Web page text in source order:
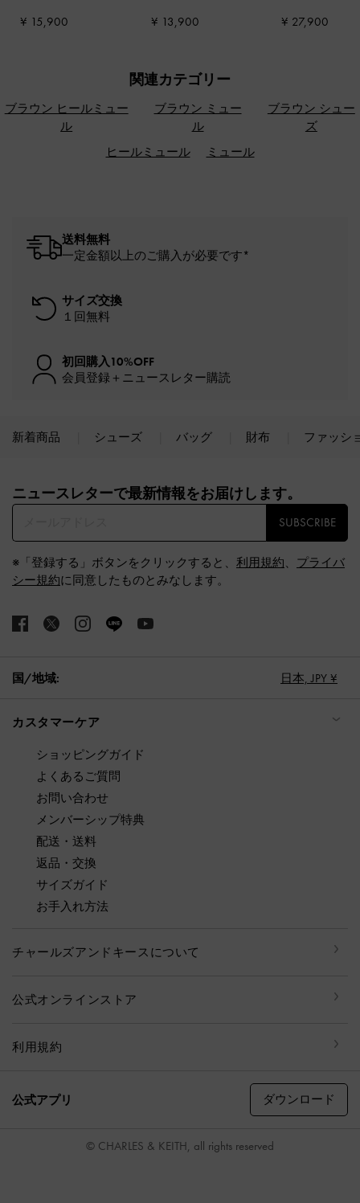
¥ 15,900 ¥ 13,900 ¥ 27,900
関連カテゴリー
ブラウン ヒールミュー
ル
ブラウン ミュー
ル
ブラウン シュー
ズ
ヒールミュール
ミュール
送料無料
一定金額以上のご購入が必要です*
サイズ交換
１回無料
初回購入10%OFF
会員登録＋ニュースレター購読
新着商品 シューズ バッグ 財布 ファッシ
ニュースレターで最新情報をお届けします。​
SUBSCRIBE
※「登録する」ボタンをクリックすると、 利用規約、 プライバ
シー規約に同意したものとみなします。
国/地域: 日本, JPY ¥
カスタマーケア
ショッピングガイド
よくあるご質問
お問い合わせ
メンバーシップ特典
配送・送料
返品・交換
サイズガイド
お手入れ方法
チャールズアンドキースについて
公式オンラインストア
利用規約
公式アプリ ダウンロード
© CHARLES & KEITH, all rights reserved